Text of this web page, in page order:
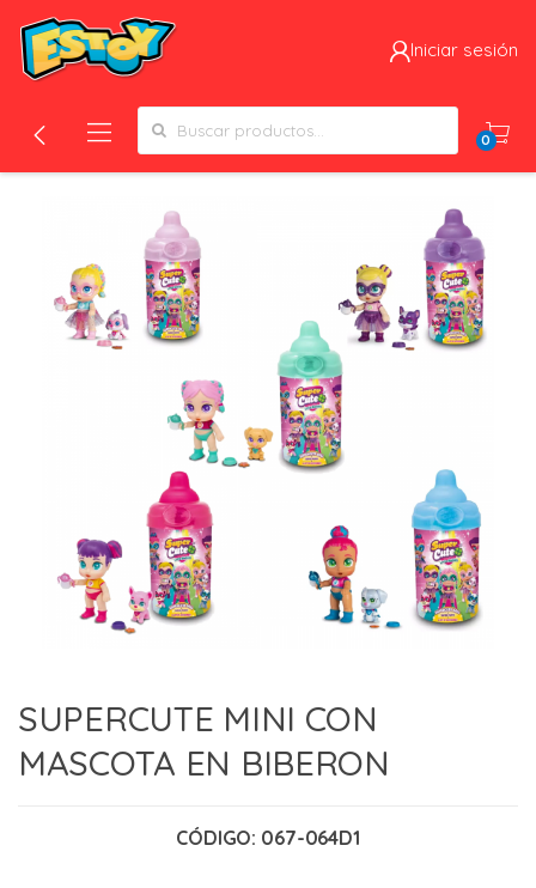
Iniciar sesión
Search for:
0
SUPERCUTE MINI CON
MASCOTA EN BIBERON
CÓDIGO: 067-064D1